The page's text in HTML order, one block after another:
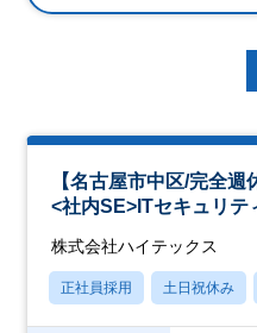
【名古屋市中区/完全週
<社内SE>ITセキュリテ
株式会社ハイテックス
正社員採用 土日祝休み